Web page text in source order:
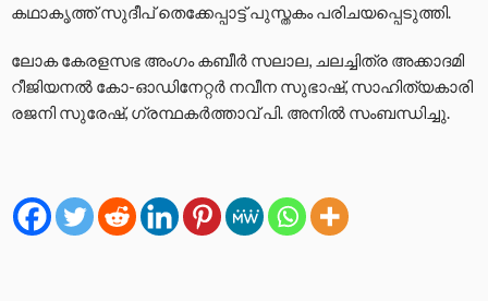
കഥാകൃത്ത് സുദീപ് തെക്കേപ്പാട്ട് പുസ്തകം പരിചയപ്പെടുത്തി.
ലോക കേരളസഭ അംഗം കബീര്‍ സലാല, ചലച്ചിത്ര അക്കാദമി
റീജിയനല്‍ കോ-ഓഡിനേറ്റര്‍ നവീന സുഭാഷ്, സാഹിത്യകാരി
രജനി സുരേഷ്, ഗ്രന്ഥകര്‍ത്താവ് പി. അനില്‍ സംബന്ധിച്ചു.